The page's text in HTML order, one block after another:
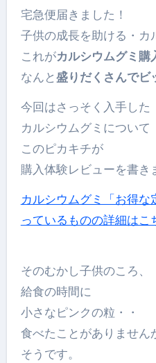
宅急便届きました！
子供の成長を助ける・カ
これがカルシウムグミ購
なんと盛りだくさんでビ
今回はさっそく入手した
カルシウムグミについて
このピカキチが
購入体験レビューを書き
カルシウムグミ「お得な
っているものの詳細はこ
そのむかし子供のころ、
給食の時間に
小さなピンクの粒・・
食べたことがありません
そうです。